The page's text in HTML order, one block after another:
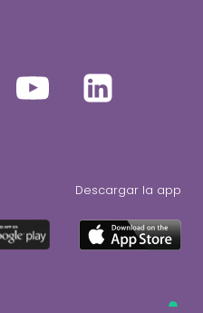
Descargar la app